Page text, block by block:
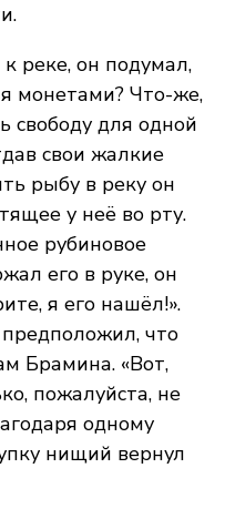
реке, он подумал,
монетами? Что-же,
свободу для одной
свои жалкие
рыбу в реку он
у неё во рту.
рубиновое
его в руке, он
я его нашёл!».
что
Брамина. «Вот,
пожалуйста, не
одному
нищий вернул